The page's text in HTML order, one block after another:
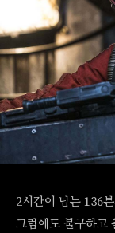
2시간이 넘는 136
그럼에도 불구하고